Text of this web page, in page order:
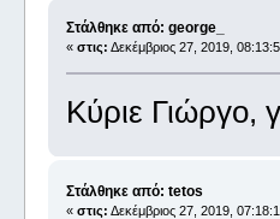
Στάλθηκε από: george_
« στις: Δεκέμβριος 27, 2019,
Κύριε Γιώργο,
Στάλθηκε από: tetos
« στις: Δεκέμβριος 27, 2019,